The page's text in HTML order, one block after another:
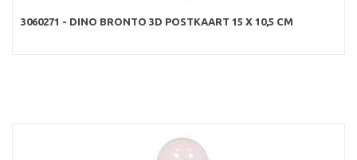
3060271 - DINO BRONTO 3D POSTKAART 15 X 10,5 CM